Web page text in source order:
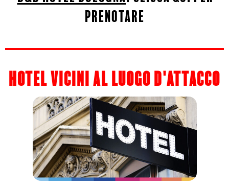
prenotare
hotel vicini al luogo d'attacco